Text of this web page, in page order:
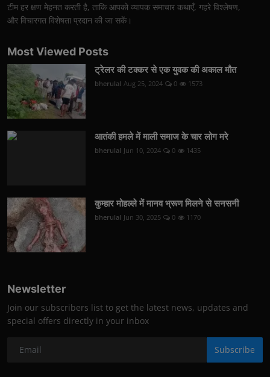
टीम हर क्षण मेहनत करती है, ताकि आपको व्यापक समाचार कथाएँ, गहरे विश्लेषण,
और विचारगत विशेषता प्रदान की जा सकें।
Most Viewed Posts
ट्रेलर की टक्कर से एक युवक की अकाल मौत
bherulal Aug 25, 2024 0 1573
आतंकी हमले में माली समाज के चार लोग मरे
bherulal Jun 10, 2024 0 1435
कुम्हार मोहल्ले में मानव भ्रूण मिलने से सनसनी
bherulal Jun 30, 2025 0 1170
Newsletter
Join our subscribers list to get the latest news, updates and
special offers directly in your inbox
Subscribe